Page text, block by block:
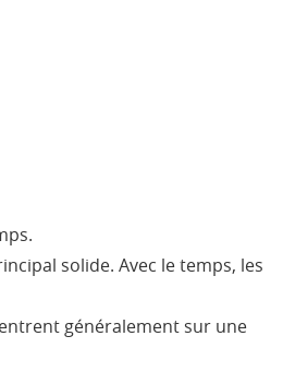
solide. Avec le temps, les
généralement sur une